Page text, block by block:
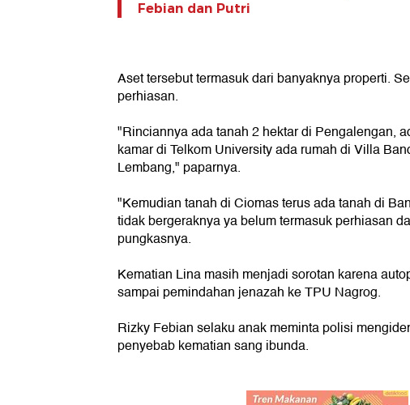
Febian dan Putri
Aset tersebut termasuk dari banyaknya properti.
perhiasan.
"Rinciannya ada tanah 2 hektar di Pengalengan,
kamar di Telkom University ada rumah di Villa
Lembang," paparnya.
"Kemudian tanah di Ciomas terus ada tanah di
tidak bergeraknya ya belum termasuk perhiasan
pungkasnya.
Kematian Lina masih menjadi sorotan karena
sampai pemindahan jenazah ke TPU Nagrog.
Rizky Febian selaku anak meminta polisi
penyebab kematian sang ibunda.